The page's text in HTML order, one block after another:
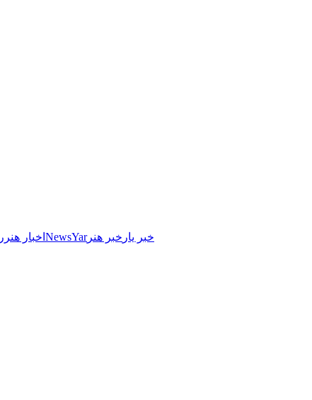
اخبار هنر NewsYar خبر یار خبر هنر